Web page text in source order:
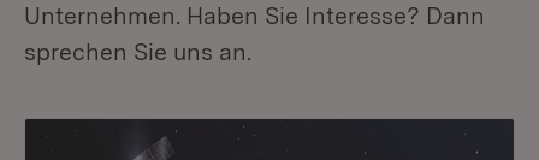
Unternehmen. Haben Sie Interesse? Dann
sprechen Sie uns an.